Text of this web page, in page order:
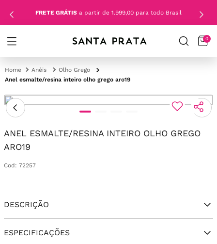
FRETE GRÁTIS a partir de 1.999,00 para todo Brasil
0
Anéis
Olho Grego
Anel esmalte/resina inteiro olho grego aro19
ANEL ESMALTE/RESINA INTEIRO OLHO GREGO
ARO19
Cod : 72257
DESCRIÇÃO
ESPECIFICAÇÕES